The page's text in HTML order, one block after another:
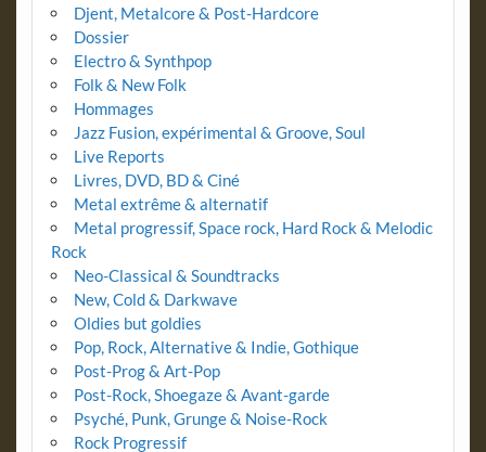
Djent, Metalcore & Post-Hardcore
Dossier
Electro & Synthpop
Folk & New Folk
Hommages
Jazz Fusion, expérimental & Groove, Soul
Live Reports
Livres, DVD, BD & Ciné
Metal extrême & alternatif
Metal progressif, Space rock, Hard Rock & Melodic
Rock
Neo-Classical & Soundtracks
New, Cold & Darkwave
Oldies but goldies
Pop, Rock, Alternative & Indie, Gothique
Post-Prog & Art-Pop
Post-Rock, Shoegaze & Avant-garde
Psyché, Punk, Grunge & Noise-Rock
Rock Progressif